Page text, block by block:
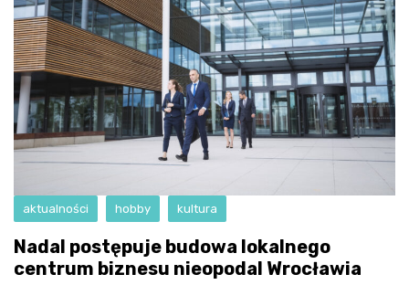
aktualności hobby kultura
Nadal postępuje budowa lokalnego
centrum biznesu nieopodal Wrocławia